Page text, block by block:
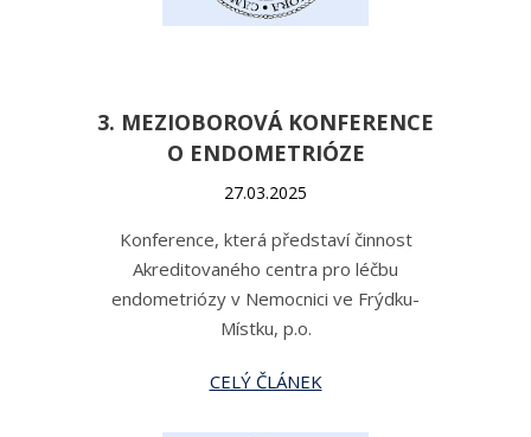
3. MEZIOBOROVÁ KONFERENCE
O ENDOMETRIÓZE
27.03.2025
Konference, která představí činnost
Akreditovaného centra pro léčbu
endometriózy v Nemocnici ve Frýdku-
Místku, p.o.
CELÝ ČLÁNEK